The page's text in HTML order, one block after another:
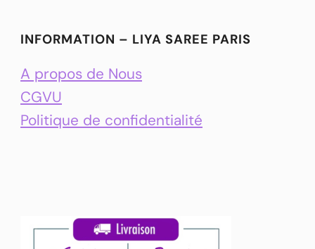
INFORMATION – LIYA SAREE PARIS
A propos de Nous
CGVU
Politique de confidentialité